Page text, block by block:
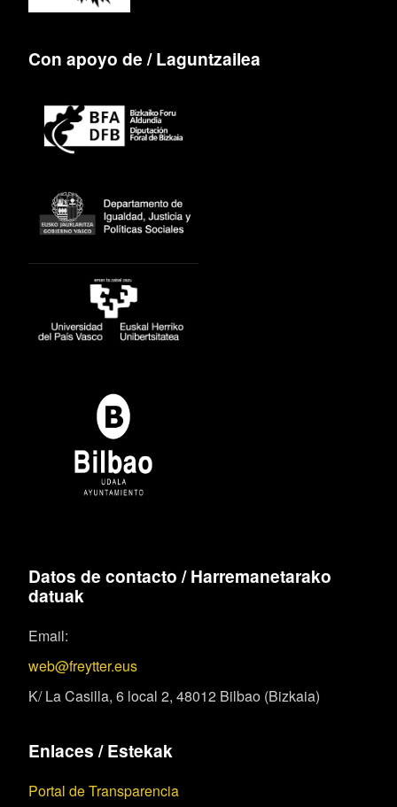
Con apoyo de / Laguntzailea
Datos de contacto / Harremanetarako
datuak
Email:
web@freytter.eus
K/ La Casilla, 6 local 2, 48012 Bilbao (Bizkaia)
Enlaces / Estekak
Portal de Transparencia